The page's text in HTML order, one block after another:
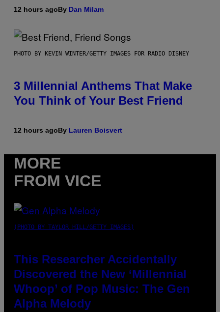
12 hours agoBy Dan Milam
PHOTO BY KEVIN WINTER/GETTY IMAGES FOR RADIO DISNEY
3 Millennial Anthems That Make
You Think of Your Best Friend
12 hours agoBy Lauren Boisvert
MORE
FROM VICE
(PHOTO BY TAYLOR HILL/GETTY IMAGES)
This Researcher Accidentally
Discovered the New ‘Millennial
Whoop’ of Pop Music: The Gen
Alpha Melody